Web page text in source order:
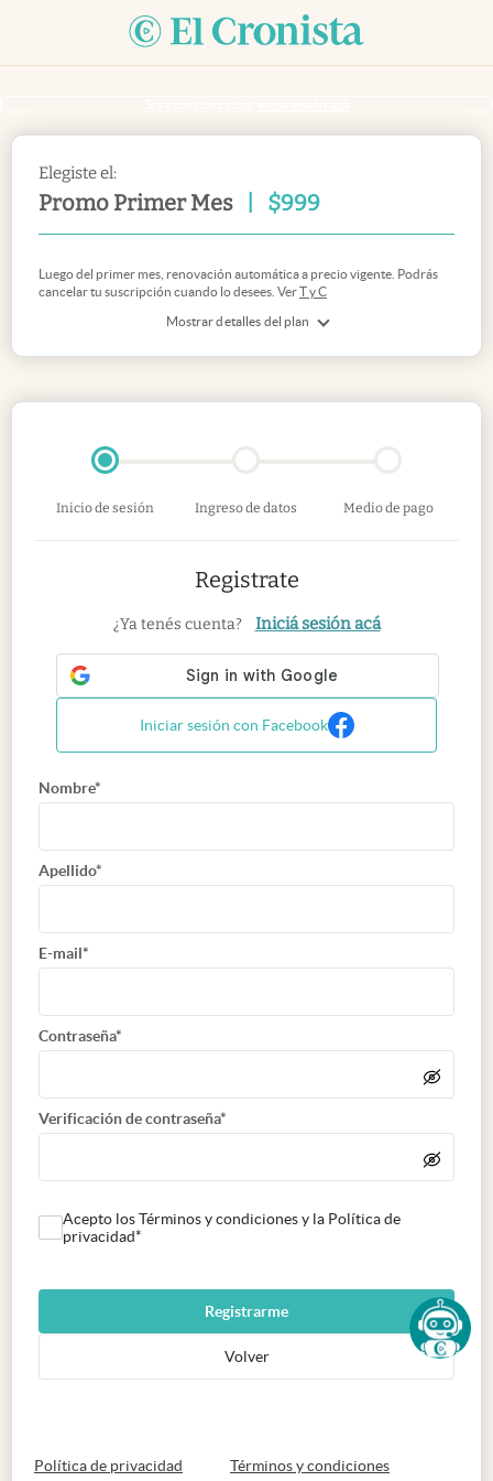
Elegiste el:
Promo Primer Mes $999
Mostrar detalles del plan
Luego del primer mes, renovación automática a precio vigente. Podrás
cancelar tu suscripción cuando lo desees. VerT y C
Inicio de sesión Ingreso de datos Medio de pago
Registrate
¿Ya tenés cuenta? Iniciá sesión acá
Iniciar sesión con Facebook
Nombre*
Apellido*
E-mail*
Contraseña*
Verificación de contraseña*
Acepto los Términos y condiciones y la Política de
privacidad*
Registrarme
Volver
Política de privacidad abre en nueva pestaña
Términos y condicionesabre en nueva